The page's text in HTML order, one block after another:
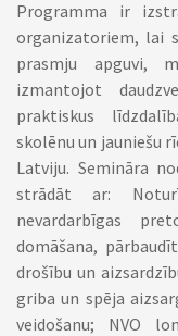
Programma ir
organizatoriem, lai
prasmju apguvi,
izmantojot
praktiskus
skolēnu un jauniešu
Latviju. Semināra
strādāt ar:
nevardarbīgas
domāšana,
drošību un
griba un spēja
veidošanu; NVO